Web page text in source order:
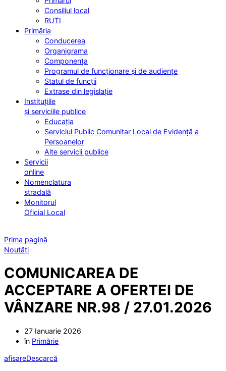
Consiliul local
RUTI
Primăria
Conducerea
Organigrama
Componența
Programul de funcționare și de audiențe
Statul de funcții
Extrase din legislație
Instituțiile
și serviciile publice
Educația
Serviciul Public Comunitar Local de Evidență a
Persoanelor
Alte servicii publice
Servicii
online
Nomenclatura
stradală
Monitorul
Oficial Local
Prima pagină
Noutăți
COMUNICAREA DE
ACCEPTARE A OFERTEI DE
VÂNZARE NR.98 / 27.01.2026
27 Ianuarie 2026
în Primărie
afisareDescarcă